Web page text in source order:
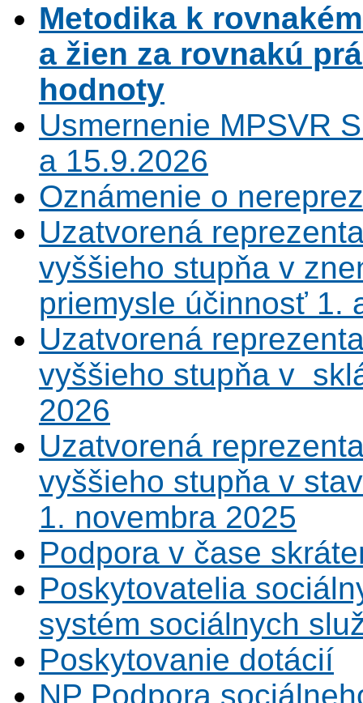
Metodika k
a žien za rovnakú
hodnoty
Usmernenie MPSVR
a 15.9.2026
Oznámenie o
Uzatvorená
vyššieho stupňa v
priemysle účinnosť 1.
Uzatvorená
vyššieho stupňa v
2026
Uzatvorená
vyššieho stupňa v
1. novembra 2025
Podpora v čase
Poskytovatelia
systém sociálnych
Poskytovanie dotácií
NP Podpora